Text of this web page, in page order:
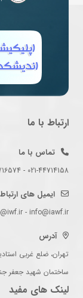
ارتباط با ما
تماس با ما
021-44714158 - 021-44716574 - 021-44714489
ایمیل های
- info@iawf.ir
آدرس
تهران، ضلع غربی
ساختمان شهید جعفر
لینک های مفید